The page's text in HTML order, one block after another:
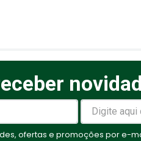
ofertas e promoções por e-